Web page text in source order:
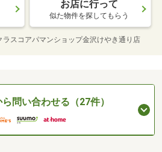
お店に行って
似た物件を探してもらう
ラスコアパマンショップ金沢けやき通り店
問い合わせる（27件）